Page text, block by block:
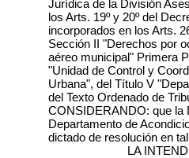
Jurídica de la División
los Arts. 19º y 20º del
incorporados en los Arts.
Sección II "Derechos por
aéreo municipal" Primera
"Unidad de Control y
Urbana", del Título V
del Texto Ordenado de
CONSIDERANDO: que la
Departamento de
dictado de resolución en
LA